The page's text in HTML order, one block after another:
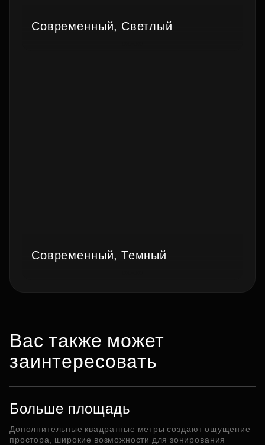
Современный, Светлый
Современный, Темный
Вас также может
заинтересовать
Больше площадь
Дополнительные квадратные метры создают ощущение
простора, широкие возможности для зонирования